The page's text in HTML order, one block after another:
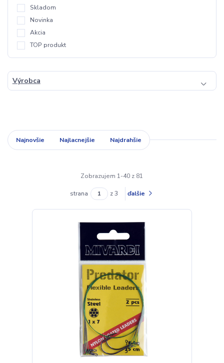
Skladom
Novinka
Akcia
TOP produkt
Výrobca
Najnovšie Najlacnejšie Najdrahšie
Zobrazujem 1-40 z 81
strana z 3 ďalšie